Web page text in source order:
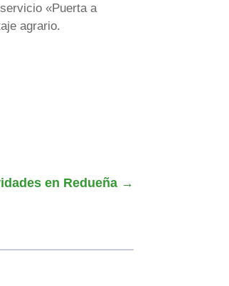
«Puerta a
agrario.
en Redueña→